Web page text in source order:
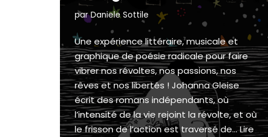
parDaniele Sottile
Une expérience littéraire, musicale et
graphique de poésie radicale pour faire
vibrer nos révoltes, nos passions, nos
rêves et nos libertés ! Johanna Gleise
écrit des romans indépendants, où
l’intensité de la vie rejoint la révolte, et où
le frisson de l’action est traversé de…Lire